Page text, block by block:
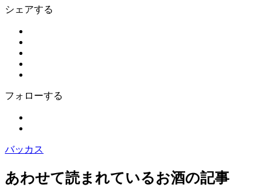
シェアする
フォローする
バッカス
あわせて読まれているお酒の記事